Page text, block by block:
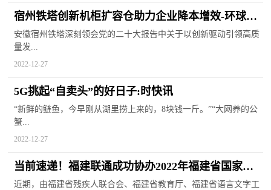
宿州铁塔创新机柜扩容仓助力企业降本增效-环球要
闻
安徽宿州铁塔深刻领会党的二十大报告中关于以创新驱动引领高质
量发...
2022-12-27
5G挑起“自卖头”的好日子:时快讯
“新鲜的鲢鱼，今早刚从湖里捞上来的，8块钱一斤。”“大网养的公
蟹...
2022-12-27
当前速递！福建联通成功协办2022年福建省国家通
用手语技能竞赛
近期，由福建省残疾人联合会、福建省教育厅、福建省语言文字工